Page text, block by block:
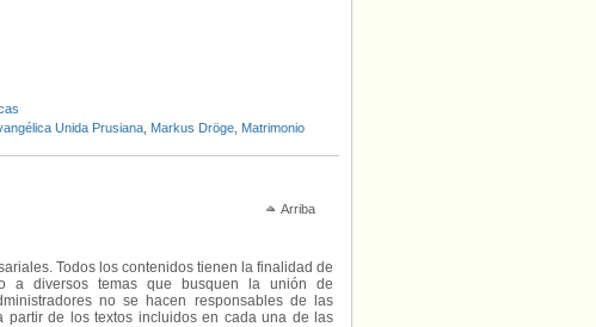
Unida Prusiana Markus Dröge Matrimonio
Arriba
Todos los contenidos tienen la finalidad de
a diversos temas que busquen la unión de
no se hacen responsables de las
partir de los textos incluidos en cada una de las